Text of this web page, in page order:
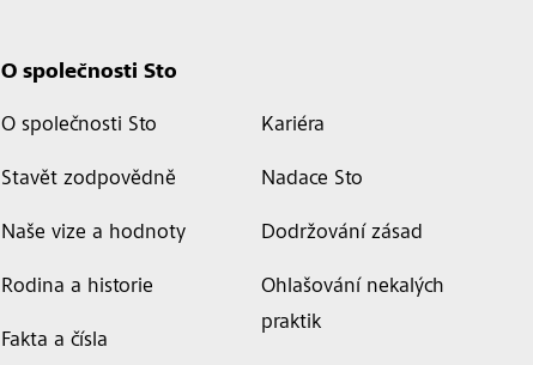
O společnosti Sto
O společnosti Sto
Stavět zodpovědně
Naše vize a hodnoty
Rodina a historie
Fakta a čísla
Kariéra
Nadace Sto
Dodržování zásad
Ohlašování nekalých
praktik